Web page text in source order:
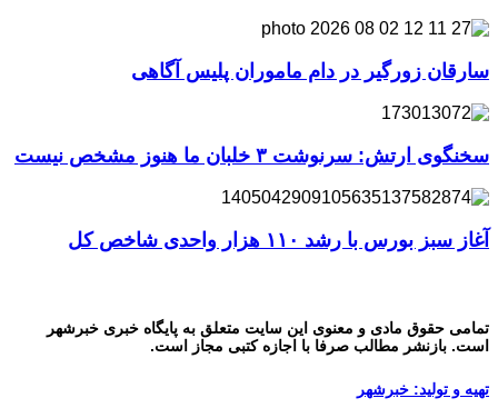
سارقان زورگیر در دام ماموران پلیس آگاهی
سخنگوی ارتش: سرنوشت ۳ خلبان ما هنوز مشخص نیست
آغاز سبز بورس با رشد ۱۱۰ هزار واحدی شاخص کل
تمامی حقوق مادی و معنوی این سایت متعلق به پایگاه خبری خبرشهر
است. بازنشر مطالب صرفا با اجازه کتبی مجاز است.
تهیه و تولید: خبرشهر